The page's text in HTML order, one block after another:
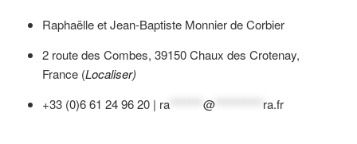
Raphaëlle et Jean-Baptiste Monnier de Corbier
2 route des Combes, 39150 Chaux des Crotenay,
France (Localiser)
+33 (0)6 61 24 96 20 | ra******* @********** ra.fr